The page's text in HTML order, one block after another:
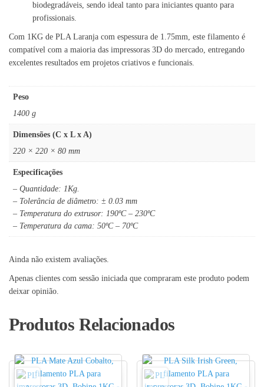
biodegradáveis, sendo ideal tanto para iniciantes quanto para
profissionais.
Com 1KG de PLA Laranja com espessura de 1.75mm, este filamento é
compatível com a maioria das impressoras 3D do mercado, entregando
excelentes resultados em projetos criativos e funcionais.
Peso
1400 g
Dimensões (C x L x A)
220 × 220 × 80 mm
Especificações
– Quantidade: 1Kg.
– Tolerância de diâmetro: ± 0.03 mm
– Temperatura do extrusor: 190ºC – 230ºC
– Temperatura da cama: 50ºC – 70ºC
Ainda não existem avaliações.
Apenas clientes com sessão iniciada que compraram este produto podem
deixar opinião.
Produtos Relacionados